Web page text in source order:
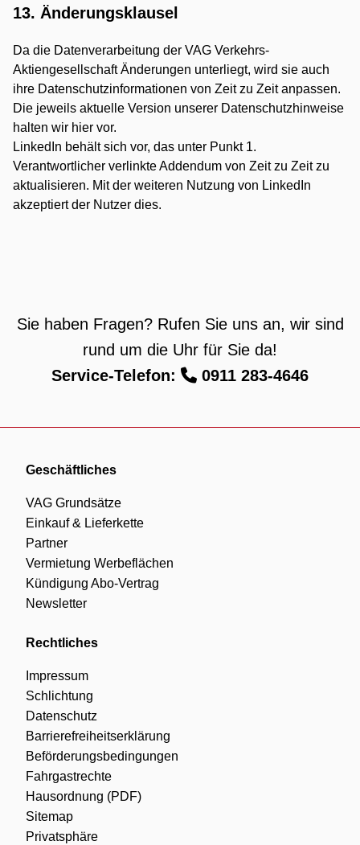
13. Änderungsklausel
Da die Datenverarbeitung der VAG Verkehrs-
Aktiengesellschaft Änderungen unterliegt, wird sie auch
ihre Datenschutzinformationen von Zeit zu Zeit anpassen.
Die jeweils aktuelle Version unserer Datenschutzhinweise
halten wir hier vor.
LinkedIn behält sich vor, das unter Punkt 1.
Verantwortlicher verlinkte Addendum von Zeit zu Zeit zu
aktualisieren. Mit der weiteren Nutzung von LinkedIn
akzeptiert der Nutzer dies.
Sie haben Fragen? Rufen Sie uns an, wir sind
rund um die Uhr für Sie da!
Service-Telefon:
0911 283-4646
Geschäftliches
VAG Grundsätze
Einkauf & Lieferkette
Partner
Vermietung Werbeflächen
Kündigung Abo-Vertrag
Newsletter
Rechtliches
Impressum
Schlichtung
Datenschutz
Barrierefreiheitserklärung
Beförderungsbedingungen
Fahrgastrechte
Hausordnung (PDF)
Sitemap
Privatsphäre